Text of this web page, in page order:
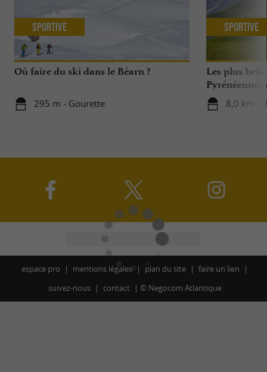
Où faire du ski dans le Béarn ?
295 m - Gourette
Sportive
Les plus
Pyrénéennes
8,0 km -
Sportive
espace pro mentions légales plan du site
faire un lien
suivez-nous
contact © Negocom Atlantique